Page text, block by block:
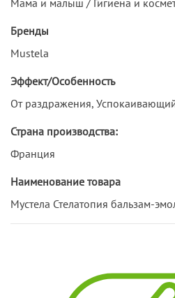
Бренды
Mustela
Эффект/Особенность
От раздражения,
Страна производства:
Франция
Наименование товара
Мустела Стелатопия бальзам-